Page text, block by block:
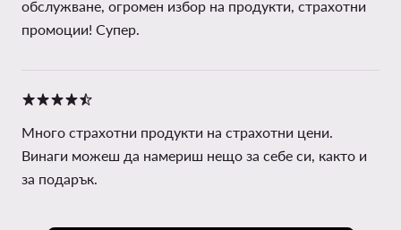
обслужване, огромен избор на продукти, страхотни
промоции! Супер.
Много страхотни продукти на страхотни цени.
Винаги можеш да намериш нещо за себе си, както и
за подарък.